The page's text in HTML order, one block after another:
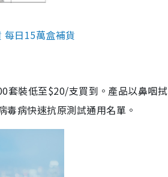
每日15萬盒補貨
套裝低至$20/支買到。產品以鼻咽
病快速抗原測試通用名單。